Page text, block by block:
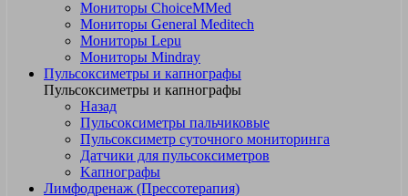
Мониторы ChoiceMMed
Мониторы General Meditech
Мониторы Lepu
Мониторы Mindray
Пульсоксиметры и капнографы
Пульсоксиметры и капнографы
Назад
Пульсоксиметры пальчиковые
Пульсоксиметр суточного мониторинга
Датчики для пульсоксиметров
Kапнографы
Лимфодренаж (Прессотерапия)